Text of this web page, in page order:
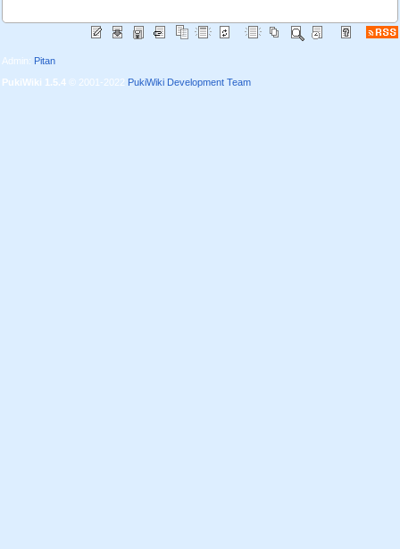
Admin: Pitan
PukiWiki 1.5.4 © 2001-2022 PukiWiki Development Team